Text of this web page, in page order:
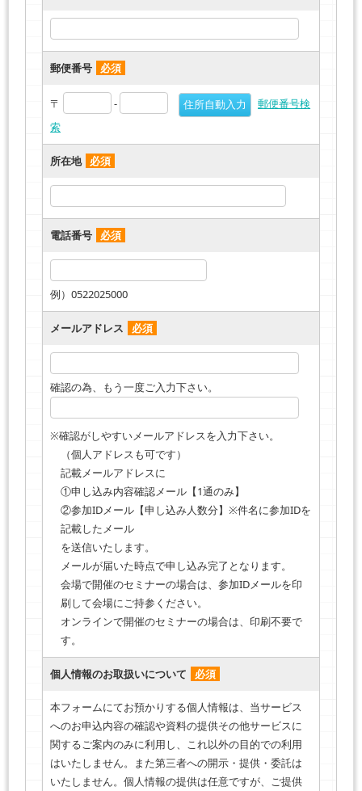
郵便番号 必須
〒 -
郵便番号検
索
所在地 必須
電話番号 必須
例）0522025000
メールアドレス 必須
確認の為、もう一度ご入力下さい。
※確認がしやすいメールアドレスを入力下さい。
（個人アドレスも可です）
記載メールアドレスに
①申し込み内容確認メール【1通のみ】
②参加IDメール【申し込み人数分】※件名に参加IDを
記載したメール
を送信いたします。
メールが届いた時点で申し込み完了となります。
会場で開催のセミナーの場合は、参加IDメールを印
刷して会場にご持参ください。
オンラインで開催のセミナーの場合は、印刷不要で
す。
個人情報のお取扱いについて 必須
本フォームにてお預かりする個人情報は、当サービス
へのお申込内容の確認や資料の提供その他サービスに
関するご案内のみに利用し、これ以外の目的での利用
はいたしません。また第三者への開示・提供・委託は
いたしません。個人情報の提供は任意ですが、ご提供